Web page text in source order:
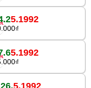
5.1992
5.1992